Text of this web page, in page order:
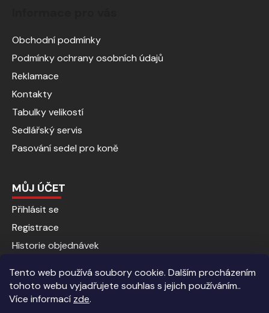
Tento web používá soubory cookie. Dalším procházením
tohoto webu vyjadřujete souhlas s jejich používáním..
Více informací zde.
Obchodní podmínky
Podmínky ochrany osobních údajů
Reklamace
Kontakty
Tabulky velikostí
Sedlářský servis
Pasování sedel pro koně
MŮJ ÚČET
Přihlásit se
Registrace
Historie objednávek